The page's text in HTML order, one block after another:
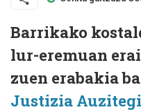
Barrikako
lur-eremuan
zuen erabakia
Justizia